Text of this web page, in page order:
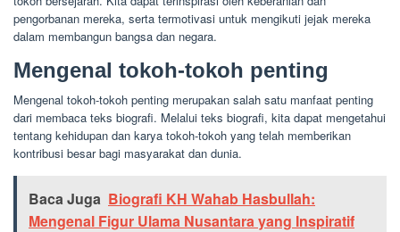
pengorbanan mereka, serta termotivasi untuk mengikuti jejak mereka
dalam membangun bangsa dan negara.
Mengenal tokoh-tokoh penting
Mengenal tokoh-tokoh penting merupakan salah satu manfaat penting
dari membaca teks biografi. Melalui teks biografi, kita dapat mengetahui
tentang kehidupan dan karya tokoh-tokoh yang telah memberikan
kontribusi besar bagi masyarakat dan dunia.
Baca Juga Biografi KH Wahab Hasbullah:
Mengenal Figur Ulama Nusantara yang Inspiratif